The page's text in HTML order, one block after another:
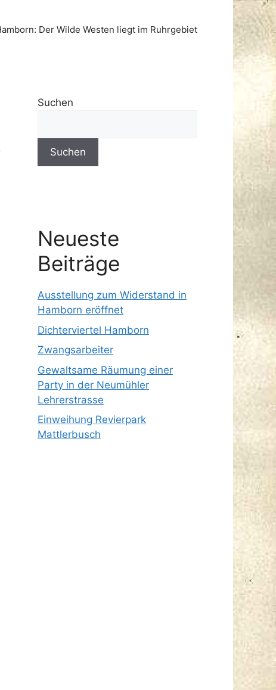
Der Wilde Westen liegt im Ruhrgebiet
Suchen
Suchen
Neueste
Beiträge
Ausstellung zum Widerstand in
Hamborn eröffnet
Dichterviertel Hamborn
Zwangsarbeiter
Gewaltsame Räumung einer
Party in der Neumühler
Lehrerstrasse
Einweihung Revierpark
Mattlerbusch